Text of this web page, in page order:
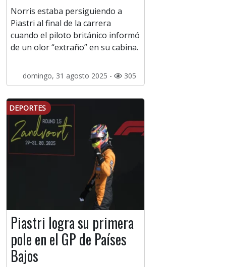
Norris estaba persiguiendo a
Piastri al final de la carrera
cuando el piloto británico informó
de un olor “extraño” en su cabina.
domingo, 31 agosto 2025 - 305
DEPORTES
Piastri logra su primera
pole en el GP de Países
Bajos